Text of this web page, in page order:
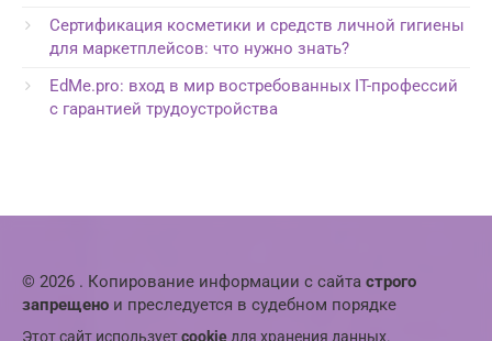
Сертификация косметики и средств личной гигиены
для маркетплейсов: что нужно знать?
EdMe.pro: вход в мир востребованных IT-профессий
с гарантией трудоустройства
© 2026 . Копирование информации с сайта строго
запрещено и преследуется в судебном порядке
Этот сайт используетcookie для хранения данных.